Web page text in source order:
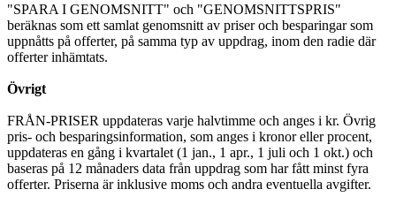
"SPARA I GENOMSNITT" och "GENOMSNITTSPRIS"
beräknas som ett samlat genomsnitt av priser och besparingar som
uppnåtts på offerter, på samma typ av uppdrag, inom den radie där
offerter inhämtats.
Övrigt
FRÅN-PRISER uppdateras varje halvtimme och anges i kr. Övrig
pris- och besparingsinformation, som anges i kronor eller procent,
uppdateras en gång i kvartalet (1 jan., 1 apr., 1 juli och 1 okt.) och
baseras på 12 månaders data från uppdrag som har fått minst fyra
offerter. Priserna är inklusive moms och andra eventuella avgifter.